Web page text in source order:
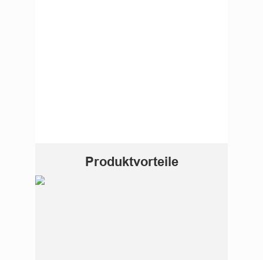
Produktvorteile